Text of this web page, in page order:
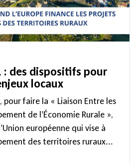
: des dispositifs pour
locaux
pour faire la « Liaison Entre les
de l’Économie Rurale »,
européenne qui vise à
des territoires ruraux...